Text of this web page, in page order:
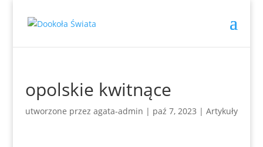
opolskie kwitnące
utworzone przez agata-admin | paź 7, 2023 | Artykuły